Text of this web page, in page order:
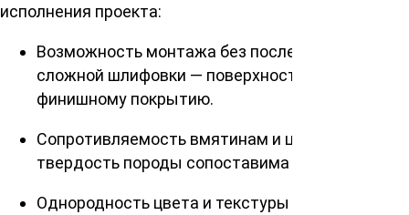
исполнения проекта:
Возможность монтажа без последующей
сложной шлифовки — поверхность готова к
финишному покрытию.
Сопротивляемость вмятинам и царапинам —
твердость породы сопоставима с дубом.
Однородность цвета и текстуры — отсутствие